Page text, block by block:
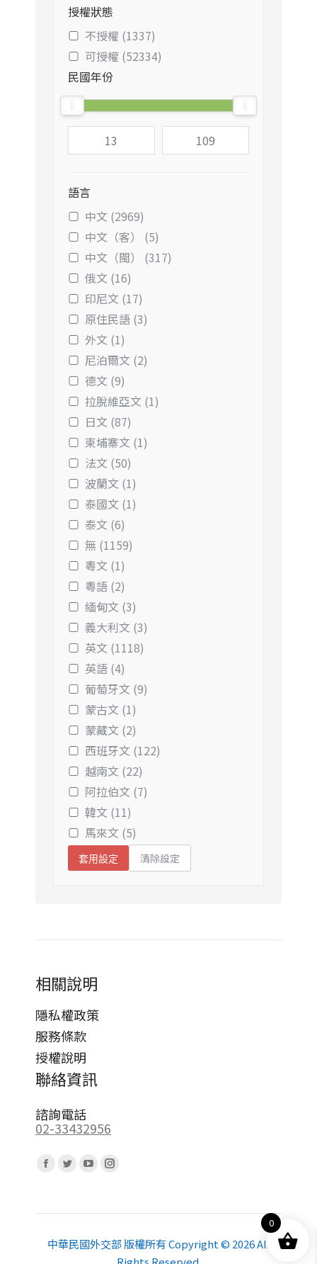
授權狀態
不授權 (1337)
可授權 (52334)
民國年份
語言
中文 (2969)
中文（客） (5)
中文（閩） (317)
俄文 (16)
印尼文 (17)
原住民語 (3)
外文 (1)
尼泊爾文 (2)
德文 (9)
拉脫維亞文 (1)
日文 (87)
柬埔寨文 (1)
法文 (50)
波蘭文 (1)
泰國文 (1)
泰文 (6)
無 (1159)
粵文 (1)
粵語 (2)
緬甸文 (3)
義大利文 (3)
英文 (1118)
英語 (4)
葡萄牙文 (9)
蒙古文 (1)
蒙藏文 (2)
西班牙文 (122)
越南文 (22)
阿拉伯文 (7)
韓文 (11)
馬來文 (5)
套用設定 清除設定
相關說明
隱私權政策
服務條款
授權說明
聯絡資訊
諮詢電話
02-33432956
Facebook
opens
new
Twitter
opens
new
YouTube
opens
new
Instagram
opens
new
中華民國外交部 版權所有 Copyright © 2026 All
0